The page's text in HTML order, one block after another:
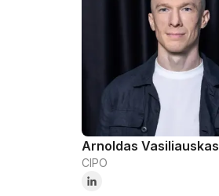
Arnoldas Vasiliauskas
CIPO